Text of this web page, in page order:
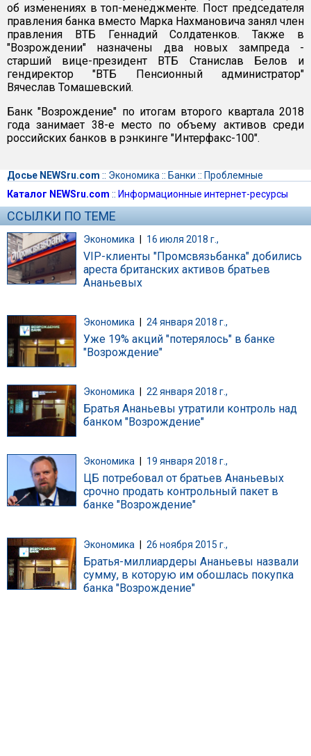
об изменениях в топ-менеджменте. Пост председателя
правления банка вместо Марка Нахмановича занял член
правления ВТБ Геннадий Солдатенков. Также в
"Возрождении" назначены два новых зампреда -
старший вице-президент ВТБ Станислав Белов и
гендиректор "ВТБ Пенсионный администратор"
Вячеслав Томашевский.
Банк "Возрождение" по итогам второго квартала 2018
года занимает 38-е место по объему активов среди
российских банков в рэнкинге "Интерфакс-100".
Досье NEWSru.com :: Экономика :: Банки :: Проблемные
Каталог NEWSru.com :: Информационные интернет-ресурсы
ССЫЛКИ ПО ТЕМЕ
Экономика | 16 июля 2018 г.,
VIP-клиенты "Промсвязьбанка" добились
ареста британских активов братьев
Ананьевых
Экономика 24 января 2018 г.,
Уже 19% акций "потерялось" в банке
"Возрождение"
Экономика 22 января 2018 г.,
Братья Ананьевы утратили контроль над
банком "Возрождение"
Экономика 19 января 2018 г.,
ЦБ потребовал от братьев Ананьевых
срочно продать контрольный пакет в
банке "Возрождение"
Экономика | 26 ноября 2015 г.,
Братья-миллиардеры Ананьевы назвали
сумму, в которую им обошлась покупка
банка "Возрождение"